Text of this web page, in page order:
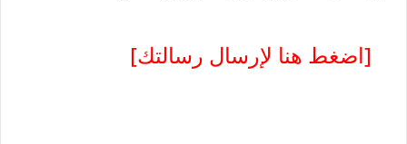
[اضغط هنا لإرسال رسالتك]